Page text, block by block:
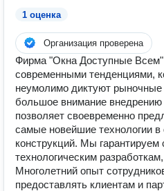
1 оценка
Организация проверена
Фирма "Окна Доступные Всем"
современными тенденциями,
неумолимо диктуют
большое внимание внедрению
позволяет своевременно
самые новейшие технологии в
конструкций. Мы
технологическим
Многолетний опыт
предоставлять клиентам и